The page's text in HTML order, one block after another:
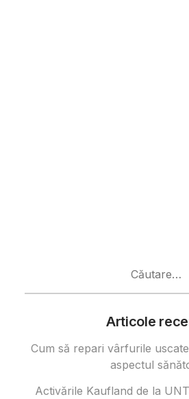
Articole
Cum să repari vârfurile
aspectul
Activările Kaufland de la